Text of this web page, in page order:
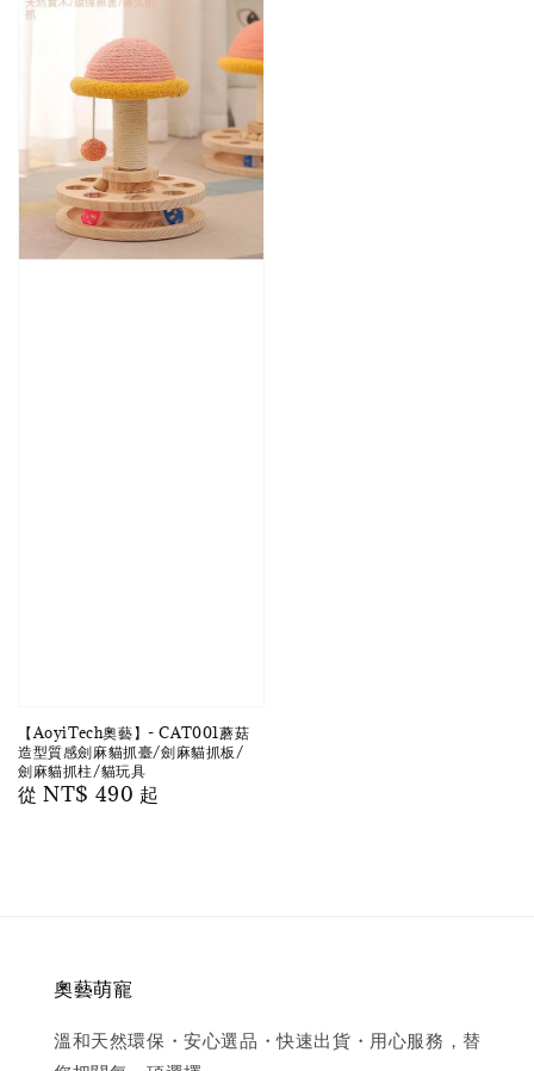
【AoyiTech奧藝】- CAT001蘑菇
造型質感劍麻貓抓臺/劍麻貓抓板/
劍麻貓抓柱/貓玩具
Regular
從NT$ 490 起
奧藝萌寵
溫和天然環保・安心選品・快速出貨・用心服務，替